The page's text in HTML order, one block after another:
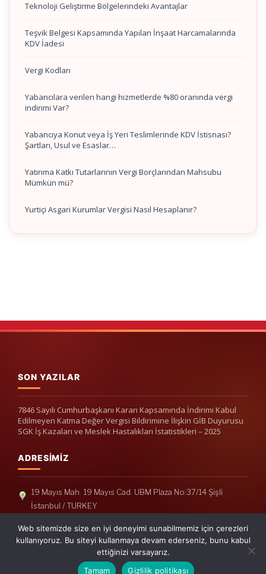
Teknoloji Geliştirme Bölgelerindeki Avantajlar
Teşvik Belgesi Kapsamında Yapılan İnşaat Harcamalarında
KDV İadesi
Vergi Kodları
Yabancılara verilen hangi hizmetlerde %80 oranında vergi
indirimi Var?
Yabancıya Konut veya İş Yeri Teslimlerinde KDV İstisnası?
Şartları, Usul ve Esaslar…
Yatırıma Katkı Tutarlarının Vergi Borçlarından Mahsubu
Mümkün mü?
Yurtiçi Asgari Kurumlar Vergisi Nasıl Hesaplanır?
SON YAZILAR
7846 Sayılı Cumhurbaşkanı Kararı Kapsamında İndirimi Kabul
Edilmeyen Katma Değer Vergisi Bildirimine İlişkin GİB Duyurusu
SGK İş Kazaları ve Meslek Hastalıkları İstatistikleri – 2025
ADRESIMIZ
19 Mayıs Mah. 19 Mayıs Cad. UBM Plaza No:37/14 Şişli
İstanbul / TURKEY
Telefon: +90(212) 240 33 39
Telefon: +90(212) 248 19 36
info@erisymm.com
Web sitemizde size en iyi deneyimi sunabilmemiz için çerezleri
kullanıyoruz. Bu siteyi kullanmaya devam ederseniz, bunu kabul
ettiğinizi varsayarız.
Tamam
Gizlilik politikası